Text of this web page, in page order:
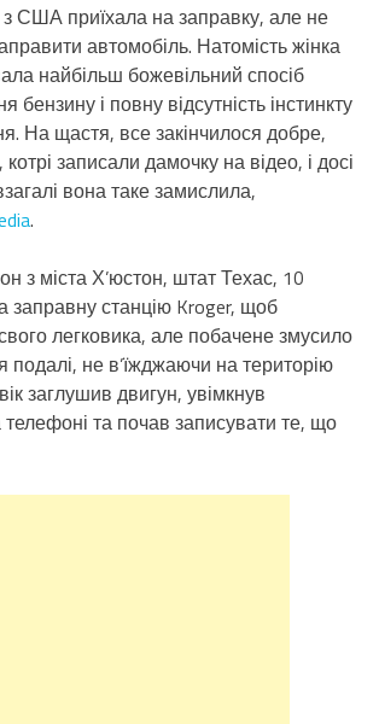
з США приїхала на заправку, але не
автомобіль. Натомість жінка
найбільш божевільний спосіб
бензину і повну відсутність інстинкту
На щастя, все закінчилося добре,
записали дамочку на відео, і досі
вона таке замислила,
.
з міста Х’юстон, штат Техас, 10
заправну станцію Kroger, щоб
легковика, але побачене змусило
подалі, не в’їжджаючи на територію
заглушив двигун, увімкнув
та почав записувати те, що